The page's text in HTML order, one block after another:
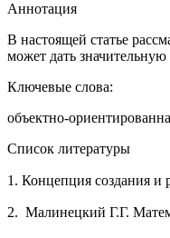
Аннотация
В настоящей статье
может дать
Ключевые слова:
объектно-
Список литературы
1. Концепция создания и
2. Малинецкий Г.Г.